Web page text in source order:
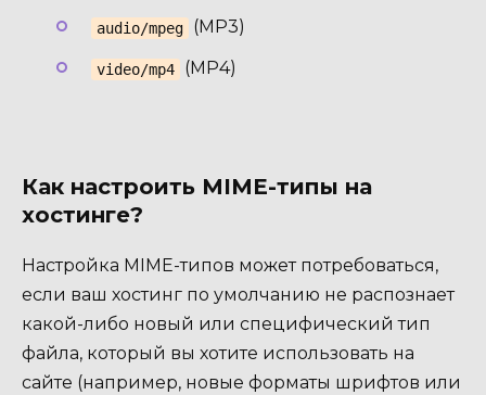
audio/mpeg (MP3)
video/mp4 (MP4)
Как настроить MIME-типы на
хостинге?
Настройка MIME-типов может потребоваться,
если ваш хостинг по умолчанию не распознает
какой-либо новый или специфический тип
файла, который вы хотите использовать на
сайте (например, новые форматы шрифтов или